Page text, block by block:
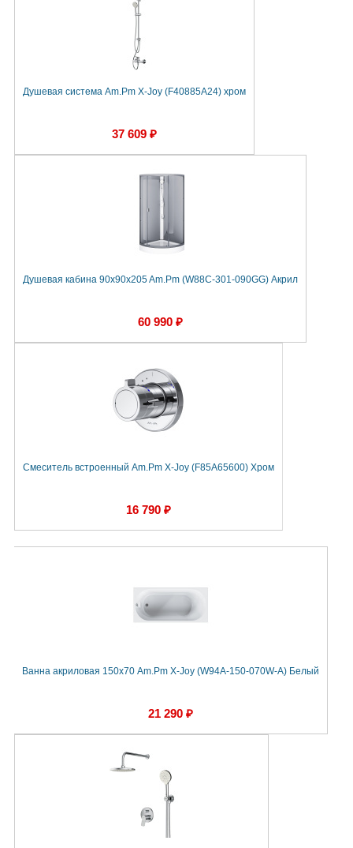
Душевая система Am.Pm X-Joy (F40885A24) хром
37 609 ₽
Душевая кабина 90x90x205 Am.Pm (W88C-301-090GG) Акрил
60 990 ₽
Смеситель встроенный Am.Pm X-Joy (F85A65600) Хром
16 790 ₽
Ванна акриловая 150х70 Am.Pm X-Joy (W94A-150-070W-A) Белый
21 290 ₽